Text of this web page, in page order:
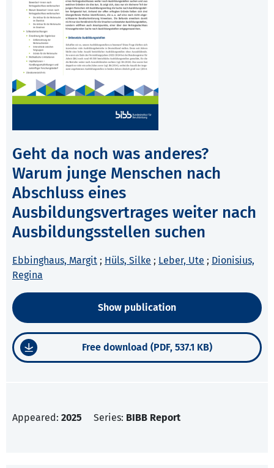
Geht da noch was anderes?
Warum junge Menschen nach
Abschluss eines
Ausbildungsvertrages weiter nach
Ausbildungsstellen suchen
Ebbinghaus, Margit ; Hüls, Silke ; Leber, Ute ; Dionisius,
Regina
Show publication
Free download (PDF, 537.1 KB)
Appeared: 2025 Series: BIBB Report